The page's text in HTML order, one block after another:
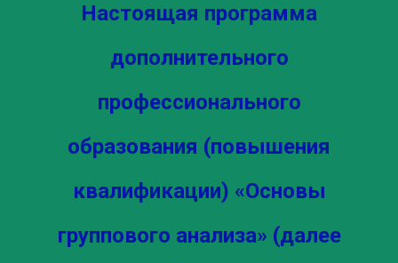
Настоящая программа
дополнительного
профессионального
образования (повышения
квалификации) «Основы
группового анализа» (далее